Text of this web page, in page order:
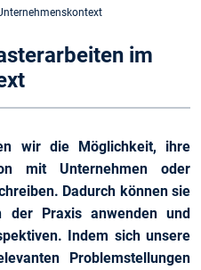
im
wir die Möglichkeit, ihre
mit Unternehmen oder
Dadurch können sie
der Praxis anwenden und
Indem sich unsere
Problemstellungen